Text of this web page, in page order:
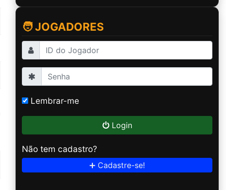
🧑 JOGADORES
Lembrar-me
Login
Não tem cadastro?
➕ Cadastre-se!